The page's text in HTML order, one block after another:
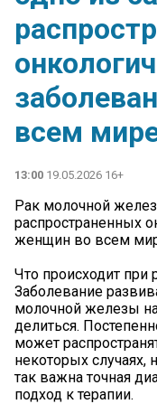
всем
13:00 19.05.2026 16+
Рак молочной
распространенных
женщин во всем
Что происходит
Заболевание
молочной железы
делиться.
может
некоторых случаях,
так важна точная
подход к терапии.